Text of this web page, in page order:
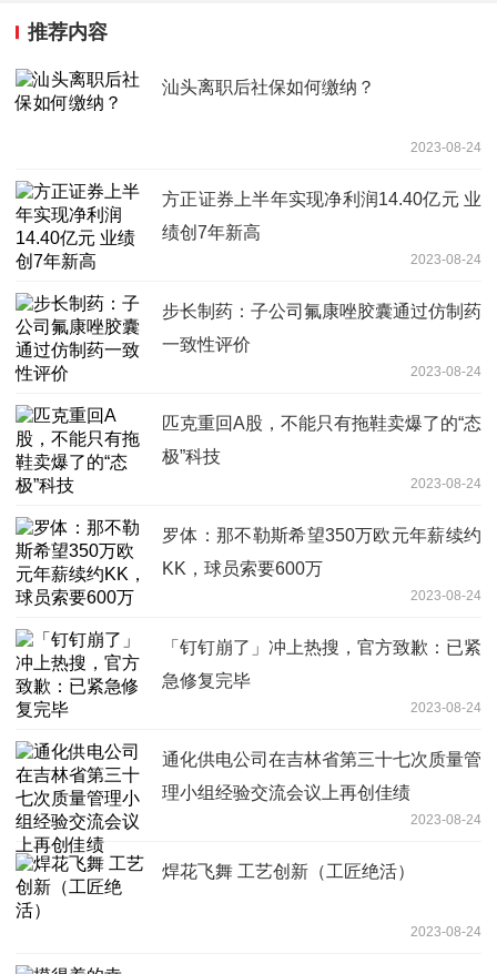
推荐内容
汕头离职后社保如何缴纳？
2023-08-24
方正证券上半年实现净利润14.40亿元 业
绩创7年新高
2023-08-24
步长制药：子公司氟康唑胶囊通过仿制药
一致性评价
2023-08-24
匹克重回A股，不能只有拖鞋卖爆了的“态
极”科技
2023-08-24
罗体：那不勒斯希望350万欧元年薪续约
KK，球员索要600万
2023-08-24
「钉钉崩了」冲上热搜，官方致歉：已紧
急修复完毕
2023-08-24
通化供电公司在吉林省第三十七次质量管
理小组经验交流会议上再创佳绩
2023-08-24
焊花飞舞 工艺创新（工匠绝活）
2023-08-24